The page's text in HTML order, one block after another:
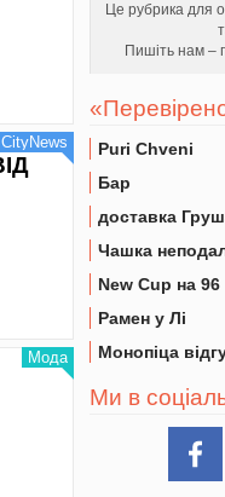
CityNews
Мода
Це рубрика для
Пишіть нам –
Puri Chveni
Бар
доставка
Чашка
New Cup на 96
Рамен у Лі
Монопіца
Ми в